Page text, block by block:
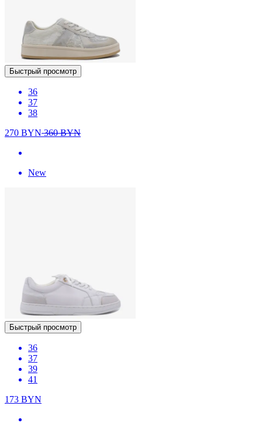
Быстрый просмотр
36
37
38
270 BYN360BYN
New
Быстрый просмотр
36
37
39
41
173 BYN